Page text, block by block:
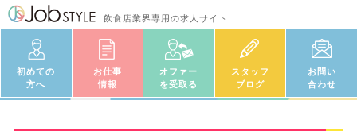
飲食店業界専用の求人サイト
初めての
方へ
お仕事
情報
オファー
を受取る
スタッフ
ブログ
お問い
合わせ